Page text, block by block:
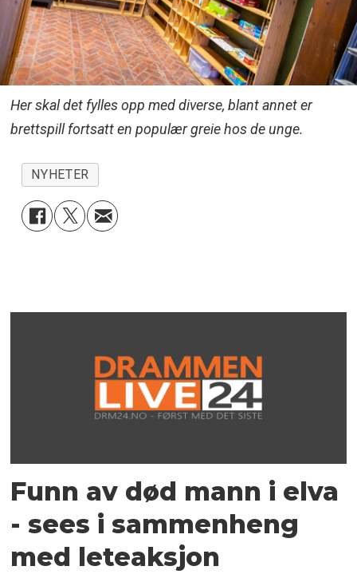
Her skal det fylles opp med diverse, blant annet er
brettspill fortsatt en populær greie hos de unge.
NYHETER
Funn av død mann i elva
- sees i sammenheng
med leteaksjon